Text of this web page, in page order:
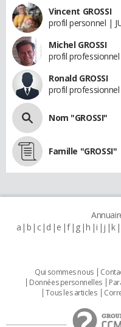
Vincent GROSSI
profil personnel |
Michel GROSSI
profil
Ronald GROSSI
profil
Nom "GROSSI"
Famille "GROSSI"
a b c d e f g h i j k
Qui sommes nous
Données personnelles
Tous les articles